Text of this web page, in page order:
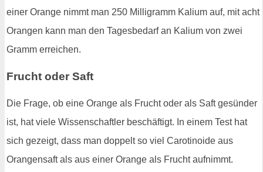
einer Orange nimmt man 250 Milligramm Kalium auf, mit acht
Orangen kann man den Tagesbedarf an Kalium von zwei
Gramm erreichen.
Frucht oder Saft
Die Frage, ob eine Orange als Frucht oder als Saft gesünder
ist, hat viele Wissenschaftler beschäftigt. In einem Test hat
sich gezeigt, dass man doppelt so viel Carotinoide aus
Orangensaft als aus einer Orange als Frucht aufnimmt.